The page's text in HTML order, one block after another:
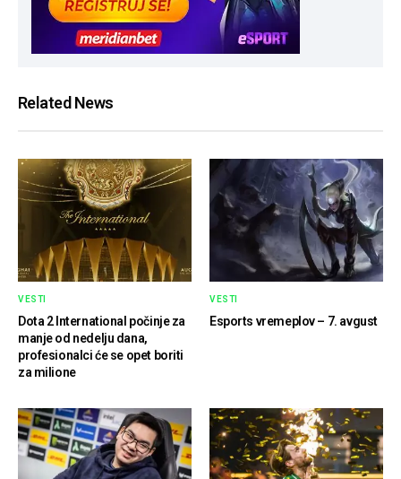
Related News
VESTI
Dota 2 International počinje za
manje od nedelju dana,
profesionalci će se opet boriti
za milione
VESTI
Esports vremeplov – 7. avgust